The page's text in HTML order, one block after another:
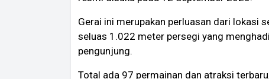
Gerai ini merupakan perluasan dari lokasi
seluas 1.022 meter persegi yang
pengunjung.
Total ada 97 permainan dan atraksi